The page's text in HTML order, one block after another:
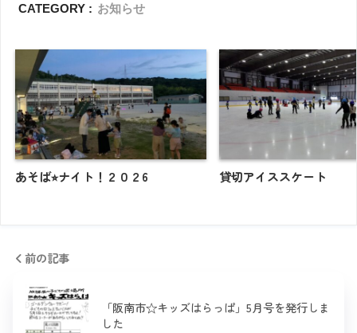
CATEGORY : お知らせ
あそば⭐︎ナイト！２０２6 貸切アイススケート
前の記事
「阪南市☆キッズはらっぱ」5月号を発行しま
した